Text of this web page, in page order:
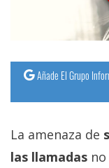
Añade El Grupo
La amenaza de
las llamadas